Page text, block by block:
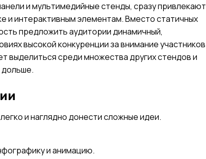
и мультимедийные стенды, сразу привлекают
и интерактивным элементам. Вместо статичных
предложить аудитории динамичный,
высокой конкуренции за внимание участников
выделиться среди множества других стендов и
дольше.
и наглядно донести сложные идеи.
и анимацию.